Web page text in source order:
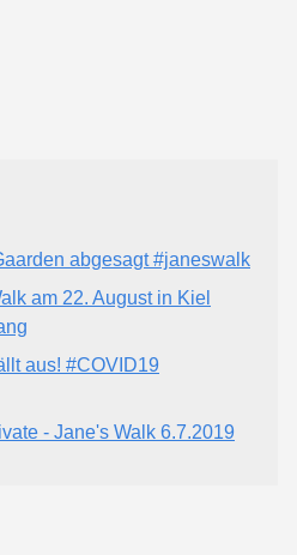
abgesagt #janeswalk
am 22. August in Kiel
aus! #COVID19
- Jane's Walk 6.7.2019